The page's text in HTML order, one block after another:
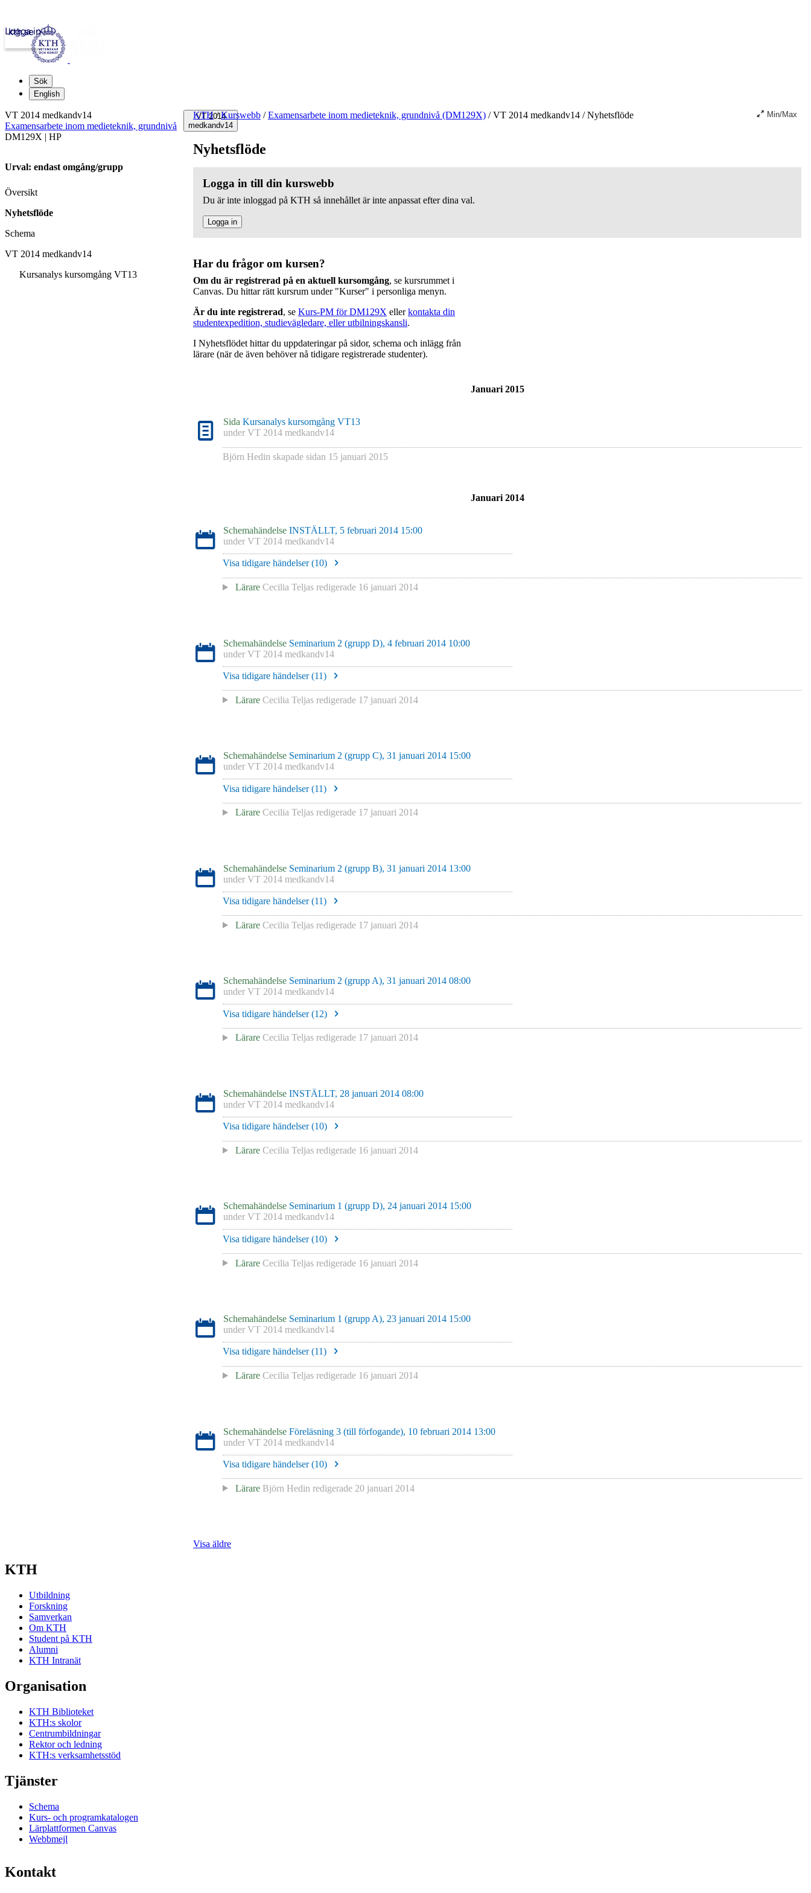
kth.se
Logga in
Sök
English
VT 2014
medkandv14
KTH / Kurswebb / Examensarbete inom medieteknik, grundnivå (DM129X) /VT 2014 medkandv14 /Nyhetsflöde Min/Max
Nyhetsflöde
Logga in till din kurswebb
Du är inte inloggad på KTH så innehållet är inte anpassat efter dina val.
Logga in
Har du frågor om kursen?
Om du är registrerad på en aktuell kursomgång, se kursrummet i
Canvas. Du hittar rätt kursrum under "Kurser" i personliga menyn.
Är du inte registrerad, se Kurs-PM för DM129X ellerkontakta din
studentexpedition, studievägledare, eller utbilningskansli.
I Nyhetsflödet hittar du uppdateringar på sidor, schema och inlägg från
lärare (när de även behöver nå tidigare registrerade studenter).
Januari 2015
Sida Kursanalys kursomgång VT13
under VT 2014 medkandv14
Björn Hedin skapade sidan 15 januari 2015
Januari 2014
Schemahändelse INSTÄLLT, 5 februari 2014 15:00
under VT 2014 medkandv14
Visa tidigare händelser (10)
Lärare Cecilia Teljasredigerade 16 januari 2014
Schemahändelse Seminarium 2 (grupp D), 4 februari 2014 10:00
under VT 2014 medkandv14
Visa tidigare händelser (11)
Lärare Cecilia Teljasredigerade 17 januari 2014
Schemahändelse Seminarium 2 (grupp C), 31 januari 2014 15:00
under VT 2014 medkandv14
Visa tidigare händelser (11)
Lärare Cecilia Teljasredigerade 17 januari 2014
Schemahändelse Seminarium 2 (grupp B), 31 januari 2014 13:00
under VT 2014 medkandv14
Visa tidigare händelser (11)
Lärare Cecilia Teljasredigerade 17 januari 2014
Schemahändelse Seminarium 2 (grupp A), 31 januari 2014 08:00
under VT 2014 medkandv14
Visa tidigare händelser (12)
Lärare Cecilia Teljasredigerade 17 januari 2014
Schemahändelse INSTÄLLT, 28 januari 2014 08:00
under VT 2014 medkandv14
Visa tidigare händelser (10)
Lärare Cecilia Teljasredigerade 16 januari 2014
Schemahändelse Seminarium 1 (grupp D), 24 januari 2014 15:00
under VT 2014 medkandv14
Visa tidigare händelser (10)
Lärare Cecilia Teljasredigerade 16 januari 2014
Schemahändelse Seminarium 1 (grupp A), 23 januari 2014 15:00
under VT 2014 medkandv14
Visa tidigare händelser (11)
Lärare Cecilia Teljasredigerade 16 januari 2014
Schemahändelse Föreläsning 3 (till förfogande), 10 februari 2014 13:00
under VT 2014 medkandv14
Visa tidigare händelser (10)
Lärare Björn Hedin redigerade 20 januari 2014
Visa äldre
VT 2014 medkandv14
Examensarbete inom medieteknik, grundnivå
DM129X | HP
Urval: endast omgång/grupp
Översikt
Nyhetsflöde
Schema
VT 2014 medkandv14
Kursanalys kursomgång VT13
KTH
Utbildning
Forskning
Samverkan
Om KTH
Student på KTH
Alumni
KTH Intranät
Organisation
KTH Biblioteket
KTH:s skolor
Centrumbildningar
Rektor och ledning
KTH:s verksamhetsstöd
Tjänster
Schema
Kurs- och programkatalogen
Lärplattformen Canvas
Webbmejl
Kontakt